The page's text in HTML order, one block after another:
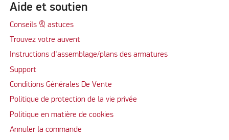
Aide et soutien
Conseils & astuces
Trouvez votre auvent
Instructions d'assemblage/plans des armatures
Support
Conditions Générales De Vente
Politique de protection de la vie privée
Politique en matière de cookies
Annuler la commande